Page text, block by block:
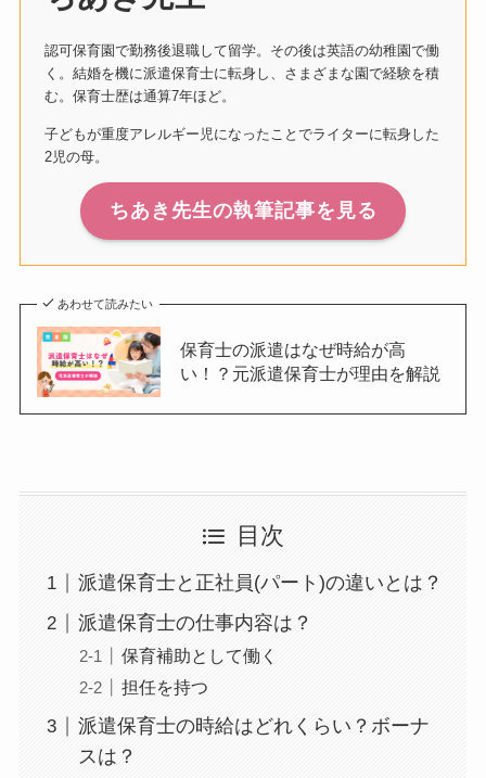
認可保育園で勤務後退職して留学。その後は英語の幼稚園で働
く。結婚を機に派遣保育士に転身し、さまざまな園で経験を積
む。保育士歴は通算7年ほど。
子どもが重度アレルギー児になったことでライターに転身した
2児の母。
ちあき先生の執筆記事を見る
あわせて読みたい
保育士の派遣はなぜ時給が高
い！？元派遣保育士が理由を解説
目次
派遣保育士と正社員(パート)の違いとは？
派遣保育士の仕事内容は？
保育補助として働く
担任を持つ
派遣保育士の時給はどれくらい？ボーナ
スは？